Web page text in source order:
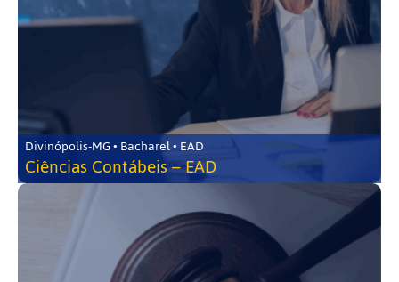
Divinópolis-MG • Bacharel • EAD
Ciências Contábeis – EAD